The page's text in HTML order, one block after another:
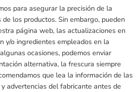
para asegurar la precisión de la
los productos. Sin embargo, pueden
página web, las actualizaciones en
y/o ingredientes empleados en la
ocasiones, podemos enviar
alternativa, la frescura siempre
que lea la información de las
advertencias del fabricante antes de